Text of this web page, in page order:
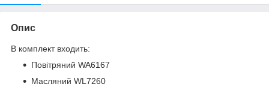
Опис
В комплект входить:
Повітряний WA6167
Масляний WL7260